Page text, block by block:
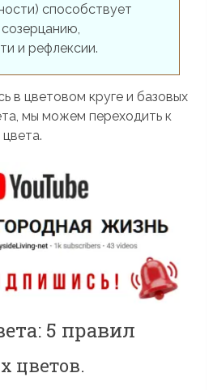
способствует
и рефлексии.
в цветовом круге и базовых
мы можем переходить к
5 правил
цветов.